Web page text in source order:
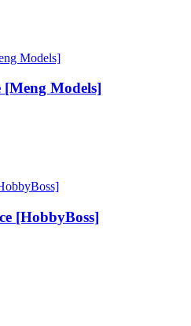
Models]
[HobbyBoss]